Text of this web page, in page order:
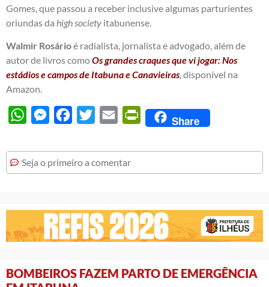
Gomes, que passou a receber inclusive algumas parturientes
oriundas da highsociety itabunense.
Walmir Rosárioé radialista, jornalista e advogado, além de
autor de livros comoOs grandes craques que vi jogar: Nos
estádios e campos de Itabuna e Canavieiras, disponível na
Amazon.
WhatsAppMessengerFacebook
Twitter Email PrintFriendly
Share
Seja o primeiro a comentar
BOMBEIROS FAZEM PARTO DE EMERGÊNCIA